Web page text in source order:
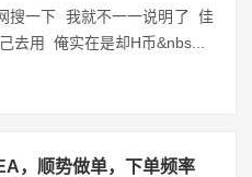
搜一下 我就不一一说明了 佳
去用 俺实在是却H币&nbs...
，顺势做单，下单频率